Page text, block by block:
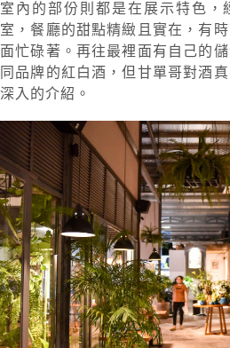
室內的部份則都是在展示特色，
室，餐廳的甜點精緻且實在，有
面忙碌著。再往最裡面有自己的
同品牌的紅白酒，但甘單哥對酒
深入的介紹。